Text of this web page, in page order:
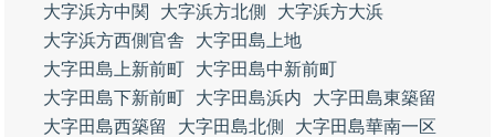
大字浜方中関
大字浜方北側
大字浜方大浜
大字浜方西側官舎
大字田島上地
大字田島上新前町
大字田島中新前町
大字田島下新前町
大字田島浜内
大字田島東築留
大字田島西築留
大字田島北側
大字田島華南一区